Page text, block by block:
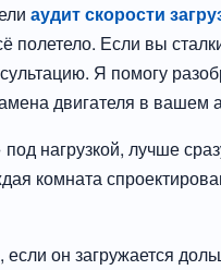
аудит скорости
полетело. Если вы
Я помогу
двигателя в вашем
нагрузкой, лучше
комната
если он загружается